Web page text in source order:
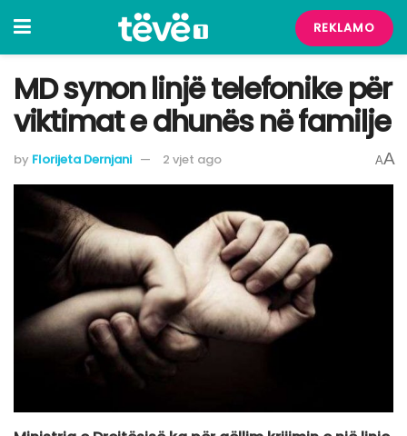
REKLAMO
MD synon linjë telefonike për
viktimat e dhunës në familje
by Florijeta Dernjani 2 vjet ago AA